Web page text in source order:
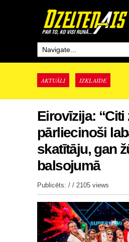
AKTUĀLI IZKLAIDE
Eirovīzija: “Citi
pārliecinoši
skatītāju, gan
balsojumā
Publicēts: / / 2105 views